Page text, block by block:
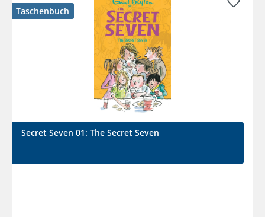
Taschenbuch
Secret Seven 01: The Secret Seven